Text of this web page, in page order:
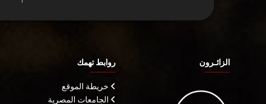
الزائـرون روابط تهمك
خريطة الموقع
الجامعات المصرية